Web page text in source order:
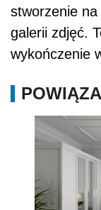
stworzenie na
galerii zdjęć.
wykończenie